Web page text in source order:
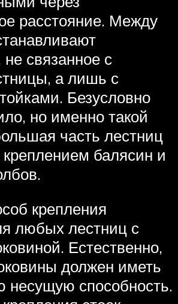
расстояние. Между
связанное с
а лишь с
Безусловно
но именно такой
часть лестниц
балясин и
крепления
любых лестниц с
Естественно,
должен иметь
несущую способность.